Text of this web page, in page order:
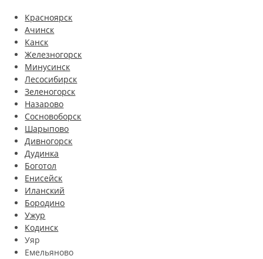
Красноярск
Ачинск
Канск
Железногорск
Минусинск
Лесосибирск
Зеленогорск
Назарово
Сосновоборск
Шарыпово
Дивногорск
Дудинка
Боготол
Енисейск
Иланский
Бородино
Ужур
Кодинск
Уяр
Емельяново